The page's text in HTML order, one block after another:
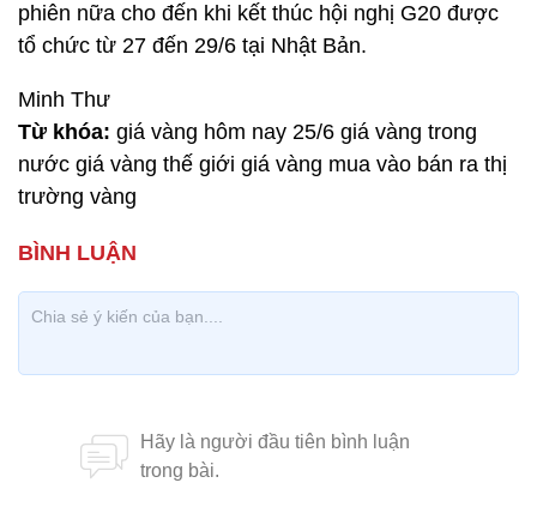
phiên nữa cho đến khi kết thúc hội nghị G20 được
tổ chức từ 27 đến 29/6 tại Nhật Bản.
Minh Thư
Từ khóa: giá vàng hôm nay 25/6 giá vàng trong
nước giá vàng thế giới giá vàng mua vào bán ra thị
trường vàng